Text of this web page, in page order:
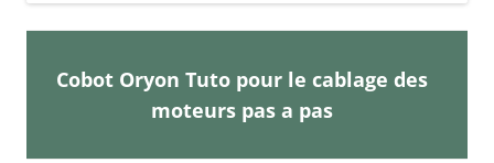
Cobot Oryon Tuto pour le cablage des
moteurs pas a pas